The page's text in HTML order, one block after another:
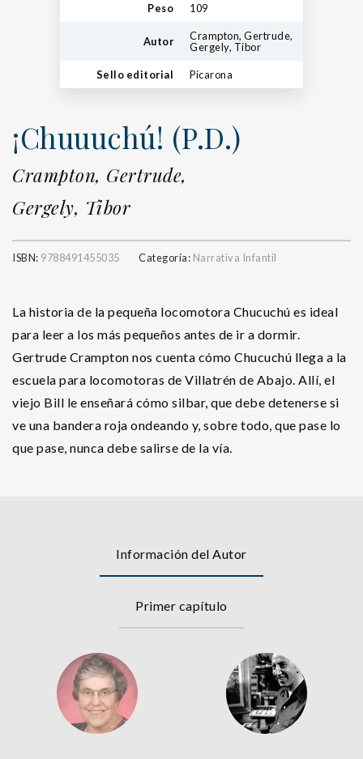
Peso 109
Autor
Crampton, Gertrude,
Gergely, Tibor
Sello editorial Picarona
¡Chuuuchú! (P.D.)
Crampton, Gertrude,
Gergely, Tibor
ISBN: 9788491455035 Categoría: Narrativa Infantil
La historia de la pequeña locomotora Chucuchú es ideal
para leer a los más pequeños antes de ir a dormir.
Gertrude Crampton nos cuenta cómo Chucuchú llega a la
escuela para locomotoras de Villatrén de Abajo. Allí, el
viejo Bill le enseñará cómo silbar, que debe detenerse si
ve una bandera roja ondeando y, sobre todo, que pase lo
que pase, nunca debe salirse de la vía.
Información del Autor
Primer capítulo